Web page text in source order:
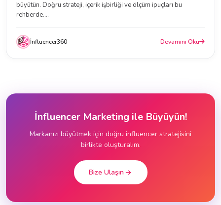
büyütün. Doğru strateji, içerik işbirliği ve ölçüm ipuçları bu
rehberde....
İnfluencer360 Devamını Oku
İnfluencer Marketing ile Büyüyün!
Markanızı büyütmek için doğru influencer stratejisini
birlikte oluşturalım.
Bize Ulaşın